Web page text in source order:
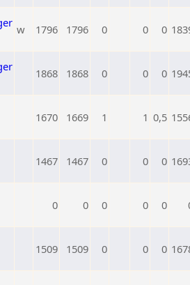
w 1796 1796 0 0 0
1868 1868 0 0 0
1670 1669 1 1 0,5
1467 1467 0 0 0
0 0 0 0 0
1509 1509 0 0 0